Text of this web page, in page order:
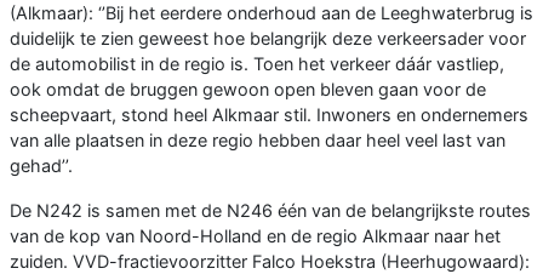
(Alkmaar): ‘’Bij het eerdere onderhoud aan de Leeghwaterbrug is
duidelijk te zien geweest hoe belangrijk deze verkeersader voor
de automobilist in de regio is. Toen het verkeer dáár vastliep,
ook omdat de bruggen gewoon open bleven gaan voor de
scheepvaart, stond heel Alkmaar stil. Inwoners en ondernemers
van alle plaatsen in deze regio hebben daar heel veel last van
gehad’’.
De N242 is samen met de N246 één van de belangrijkste routes
van de kop van Noord-Holland en de regio Alkmaar naar het
zuiden. VVD-fractievoorzitter Falco Hoekstra (Heerhugowaard):